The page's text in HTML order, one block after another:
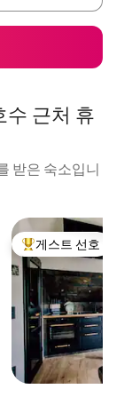
수 근처 휴
받은 숙소입니
상위 게스트 선호
게스트 선호